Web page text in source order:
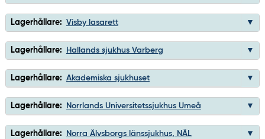
Lagerhållare: Visby lasarett
Lagerhållare: Hallands sjukhus Varberg
Lagerhållare: Akademiska sjukhuset
Lagerhållare: Norrlands Universitetssjukhus Umeå
Lagerhållare: Norra Älvsborgs länssjukhus, NÄL